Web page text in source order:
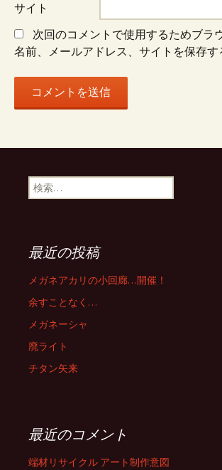
サイト
次回のコメントで使用するためブラ
名前、メールアドレス、サイトを保存す
検
索:
最近の投稿
メガネアカリの小回廊…開催！
余すことなく…
メガネーシャ
廃ライト
チタン矢来
最近のコメント
端材リサイクル アート制作意図